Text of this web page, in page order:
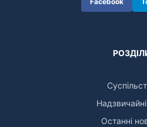
Надзвичайні
Останні